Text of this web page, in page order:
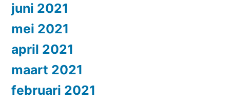
juni 2021
mei 2021
april 2021
maart 2021
februari 2021